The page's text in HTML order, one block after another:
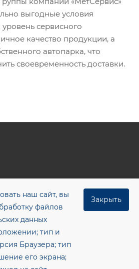
выгодные условия
сервисного
качество продукции, а
автопарка, что
своевременность доставки.
наш сайт, вы
файлов
данных
тип и
Браузера; тип
его экрана;
Закрыть